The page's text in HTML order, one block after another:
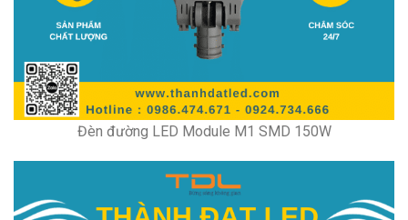
Đèn đường LED Module M1 SMD 150W